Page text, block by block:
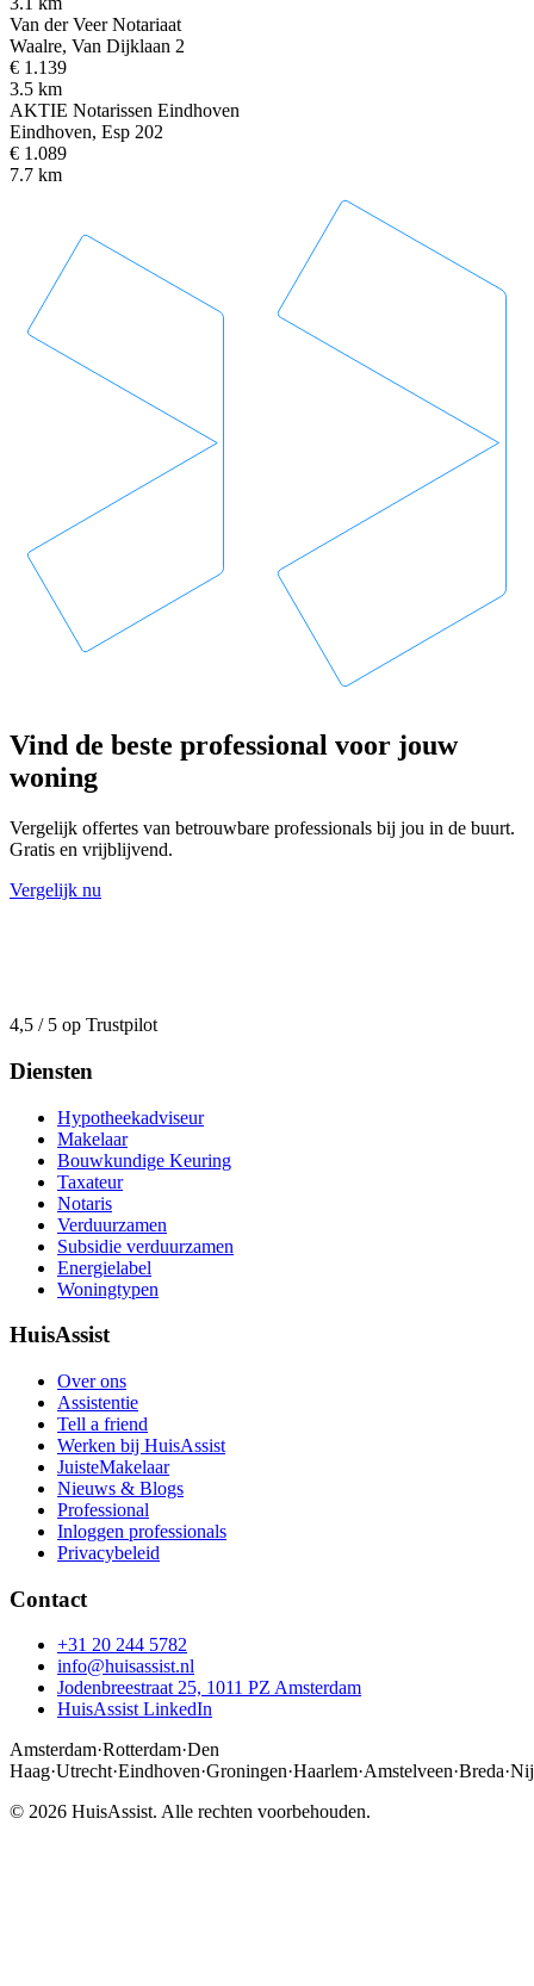
Van der Veer Notariaat
Waalre, Van Dijklaan 2
€ 1.139
3.5 km
AKTIE Notarissen Eindhoven
Eindhoven, Esp 202
€ 1.089
7.7 km
Vind de beste professional voor jouw
woning
Vergelijk offertes van betrouwbare professionals bij jou in de buurt.
Gratis en vrijblijvend.
Vergelijk nu
4,5 / 5 op Trustpilot
Diensten
Hypotheekadviseur
Makelaar
Bouwkundige Keuring
Taxateur
Notaris
Verduurzamen
Subsidie verduurzamen
Energielabel
Woningtypen
HuisAssist
Over ons
Assistentie
Tell a friend
Werken bij HuisAssist
JuisteMakelaar
Nieuws & Blogs
Professional
Inloggen professionals
Privacybeleid
Contact
+31 20 244 5782
info@huisassist.nl
Jodenbreestraat 25, 1011 PZ Amsterdam
HuisAssist LinkedIn
Amsterdam·Rotterdam·Den
Haag·Utrecht·Eindhoven·Groningen·Haarlem·Amstelveen·Breda·
© 2026 HuisAssist. Alle rechten voorbehouden.